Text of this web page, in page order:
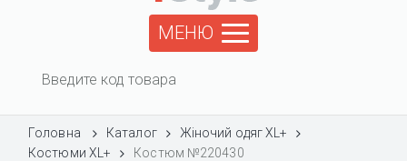
МЕНЮ
Головна Каталог
Жіночий одяг XL+
Костюми XL+
Костюм №220430